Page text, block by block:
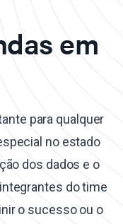
em
para qualquer
no estado
dos dados e o
do time
o sucesso ou o